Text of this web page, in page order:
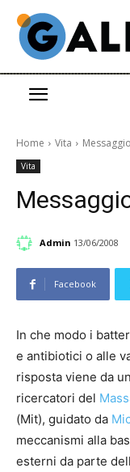
Home Vita
Vita
Admin 13/06/2008
Facebook
In che modo i
e antibiotici o alle
risposta viene da
ricercatori del
(Mit), guidato da
meccanismi alla
esterni da parte